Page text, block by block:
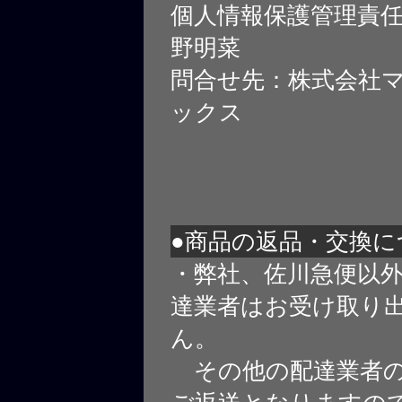
個人情報保護管理責
野明菜
問合せ先：株式会社
ックス
●商品の返品・交換
・弊社、佐川急便以
達業者はお受け取り
ん。
その他の配達業者